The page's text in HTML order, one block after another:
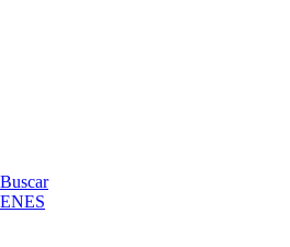
Buscar
ENES